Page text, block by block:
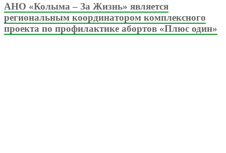
АНО «Колыма – За Жизнь» является
региональным координатором комплексного
проекта по профилактике абортов «Плюс один»